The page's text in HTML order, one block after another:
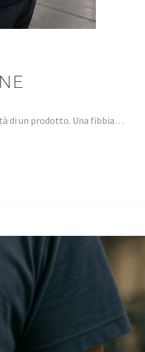
di un prodotto. Una fibbia…